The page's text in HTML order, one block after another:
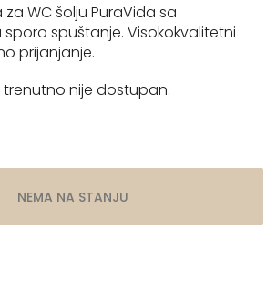
WC šolju PuraVida sa
spuštanje. Visokokvalitetni
prijanjanje.
nije dostupan.
NEMA NA STANJU